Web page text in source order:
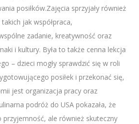
posiłków.Zajęcia sprzyjały również
jak współpraca,
zadanie, kreatywność oraz
i kultury. Była to także cenna lekcja
– dzieci mogły sprawdzić się w roli
posiłek i przekonać się,
jest organizacja pracy oraz
podróż do USA pokazała, że
ale również skuteczny